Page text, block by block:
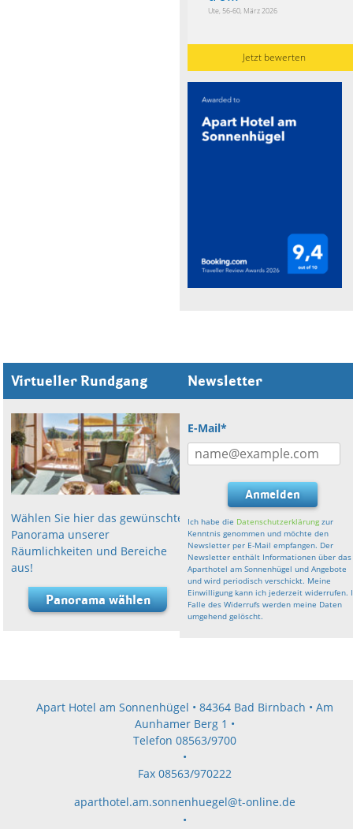
Ute, 56-60, März 2026
Jetzt bewerten
Virtueller Rundgang
Wählen Sie hier das gewünschte
Panorama unserer
Räumlichkeiten und Bereiche
aus!
Panorama wählen
Newsletter
E-Mail*
Anmelden
Ich habe die Datenschutzerklärung zur
Kenntnis genommen und möchte den
Newsletter per E-Mail empfangen. Der
Newsletter enthält Informationen über das
Aparthotel am Sonnenhügel und Angebote
und wird periodisch verschickt. Meine
Einwilligung kann ich jederzeit widerrufen.
Falle des Widerrufs werden meine Daten
umgehend gelöscht.
Apart Hotel am Sonnenhügel • 84364 Bad Birnbach • Am
Aunhamer Berg 1 •
Telefon 08563/9700
•
Fax 08563/970222
aparthotel.am.sonnenhuegel@t-online.de
•